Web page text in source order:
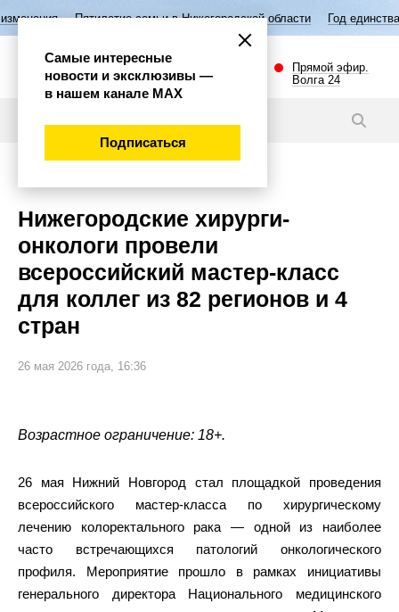
семьи в Нижегородской области Год единства народов России
Прямой эфир.
Волга 24
Нижегородские хирурги-
онкологи провели
всероссийский мастер-класс
для коллег из 82 регионов и 4
стран
26 мая 2026 года, 16:36
Возрастное ограничение: 18+.
26 мая Нижний Новгород стал площадкой проведения
всероссийского мастер-класса по хирургическому
лечению колоректального рака — одной из наиболее
часто встречающихся патологий онкологического
профиля. Мероприятие прошло в рамках инициативы
генерального директора Национального медицинского
Самые интересные
новости и эксклюзивы —
в нашем канале МАХ
Подписаться